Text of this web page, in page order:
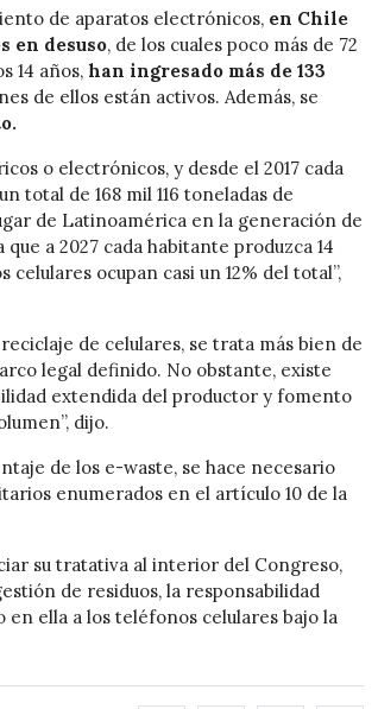
de aparatos electrónicos, en Chile
en desuso, de los cuales poco más de 72
14 años, han ingresado más de 133
de ellos están activos. Además, se
o electrónicos, y desde el 2017 cada
total de 168 mil 116 toneladas de
de Latinoamérica en la generación de
a 2027 cada habitante produzca 14
ocupan casi un 12% del total”,
de celulares, se trata más bien de
legal definido. No obstante, existe
extendida del productor y fomento
dijo.
de los e-waste, se hace necesario
enumerados en el artículo 10 de la
su tratativa al interior del Congreso,
de residuos, la responsabilidad
ella a los teléfonos celulares bajo la